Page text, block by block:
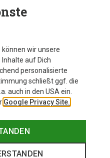
können wir unsere
auf Dich
personalisierte
schließt ggf. die
auch in den USA ein.
Google Privacy Site.